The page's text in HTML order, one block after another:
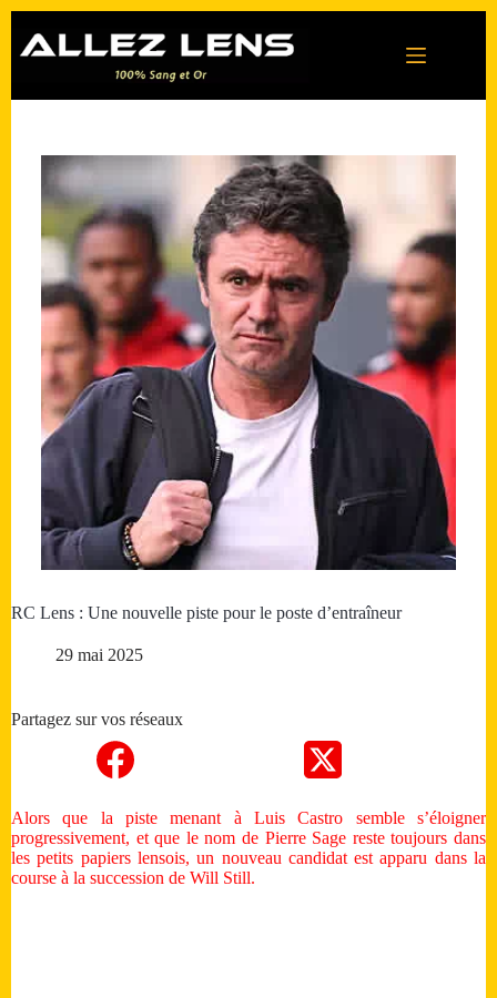
contenu
RC Lens : Une nouvelle piste pour le poste d’entraîneur
29 mai 2025
Partagez sur vos réseaux
Alors que la piste menant à Luis Castro semble s’éloigner
progressivement, et que le nom de Pierre Sage reste toujours dans
les petits papiers lensois, un nouveau candidat est apparu dans la
course à la succession de Will Still.